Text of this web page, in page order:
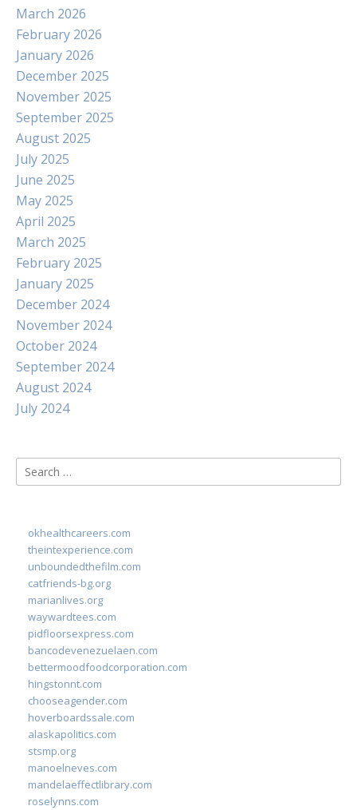
March 2026
February 2026
January 2026
December 2025
November 2025
September 2025
August 2025
July 2025
June 2025
May 2025
April 2025
March 2025
February 2025
January 2025
December 2024
November 2024
October 2024
September 2024
August 2024
July 2024
Search
for:
okhealthcareers.com
theintexperience.com
unboundedthefilm.com
catfriends-bg.org
marianlives.org
waywardtees.com
pidfloorsexpress.com
bancodevenezuelaen.com
bettermoodfoodcorporation.com
hingstonnt.com
chooseagender.com
hoverboardssale.com
alaskapolitics.com
stsmp.org
manoelneves.com
mandelaeffectlibrary.com
roselynns.com